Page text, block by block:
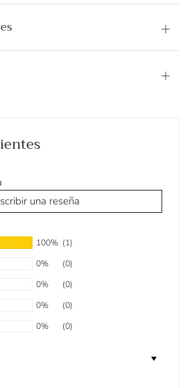
una reseña
100% (1)
0%
(0)
0%
(0)
0%
(0)
0%
(0)